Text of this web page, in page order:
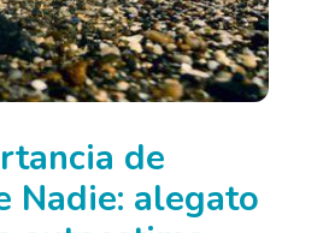
de
Nadie: alegato